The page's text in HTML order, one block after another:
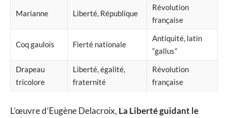
Marianne Liberté, République
Révolution
française
Coq gaulois Fierté nationale
Antiquité, latin
“gallus”
Drapeau
tricolore
Liberté, égalité,
fraternité
Révolution
française
L’œuvre d’Eugène Delacroix, La Liberté guidant le